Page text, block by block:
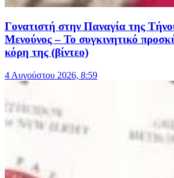
Γονατιστή στην Παναγία της
Μενούνος – Το συγκινητικό
κόρη της (βίντεο)
4 Αυγούστου 2026, 8:59